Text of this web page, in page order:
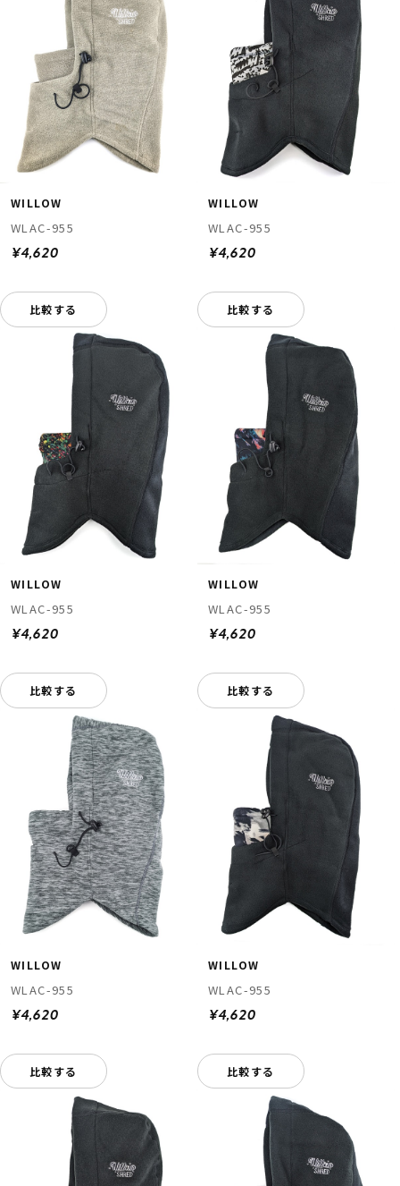
WILLOW
WLAC-955
¥4,620
比較する
WILLOW
WLAC-955
¥4,620
比較する
WILLOW
WLAC-955
¥4,620
比較する
WILLOW
WLAC-955
¥4,620
比較する
WILLOW
WLAC-955
¥4,620
比較する
WILLOW
WLAC-955
¥4,620
比較する